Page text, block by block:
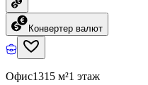
Конвертер валют
Офис1315 м²1 этаж